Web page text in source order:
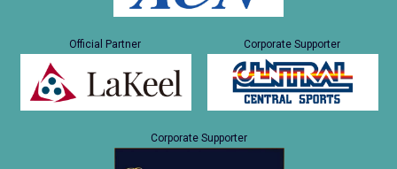
Official Partner Corporate Supporter
Corporate Supporter